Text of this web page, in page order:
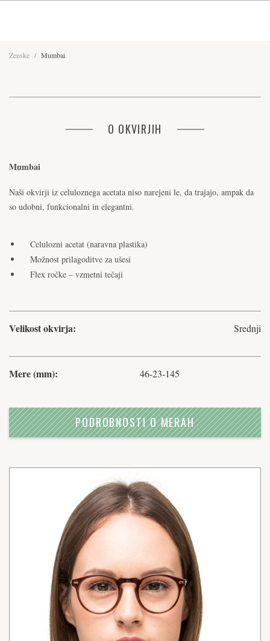
Ženske / Mumbai
O OKVIRJIH
Mumbai
Naši okvirji iz celuloznega acetata niso narejeni le, da trajajo, ampak da
so udobni, funkcionalni in elegantni.
Celulozni acetat (naravna plastika)
Možnost prilagoditve za ušesi
Flex ročke – vzmetni tečaji
Velikost okvirja: Srednji
Mere (mm): 46-23-145
PODROBNOSTI O MERAH